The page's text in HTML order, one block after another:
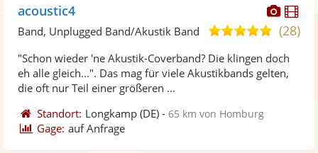
Fotos
acoustic4
5,0
5
Sternen
(28)
Band, Unplugged Band/Akustik Band
"Schon wieder 'ne Akustik-Coverband? Die klingen doch
eh alle gleich...". Das mag für viele Akustikbands gelten,
die oft nur Teil einer größeren ...
Standort: Longkamp (DE) -65 km von Homburg
Gage: auf Anfrage